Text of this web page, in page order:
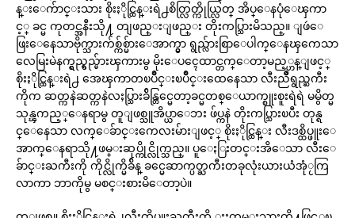
န္းေက်ာင္းသား စိုးႏိုင္ထြန္းရဲ႕စိတ္လြတ္ကိုယ္လြတ္ အိပ္ေနပုံေၾကာ
င့္ ခင္မ ကုတင္အနီးသို႔ တျဖည္းျဖည္း တိုးကပ္သြားမိသည္။ ျဖဴေ
ဖြးေနေသာဗိုက္သားက်စ္က်စ္မ်ားေအာက္မွာ ရွည္လ်ားစြာေပါက္ေနၾကေသာ
လေမြးမဲနက္ရွည္ရွည္မ်ားၾကားမွ မိုးေပၚေထာင္တက္ေတာ့မည့္ဟန္ျဖင့္
စိုးႏိုင္ထြန္းရဲ႕ အေၾကာတၿပိဳင္းၿပိဳင္းထေနေသာ လီးညိဳရွည္ႀကီး
ကိုက ဆတ္ကနဲဆတ္ကနဲလႈပ္သြားခ်ိန္တြင္မေတာ့ခင္မတစ္ေယာက္စူးစူးရဲရဲ မမွိတ္မ
သုန္ၾကည့္ေနရာမွ တူျဖစ္သူအိပ္ယာေဘး ဖ်ပ္ကနဲ တိုးကပ္သြားၿပီး တုန္ရ
င္ေနေသာ လက္ေခ်ာင္းကေလးမ်ားျဖင့္ စိုးႏိုင္ထြန္း လီးဒစ္ထိပ္ဖူးေ
အာက္ေနရာသို႔ဖမ္းဆုပ္ကိုင္လိုက္သည္။ ပူေႏြးတင္းအိေသာ လီးေ
ခ်ာင္းႀကီးကို ကိုင္လိုက္မိခ်ိန္ ခင္မေဆာက္ပတ္ႀကီးတခုလုံးယားယံအုံႂကြ
လာကာ ဘာကိုမွ မစင္းစားမိေတာ့ပဲ။